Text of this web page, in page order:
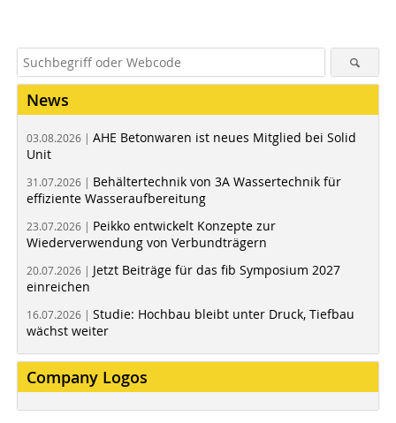
News
03.08.2026 | AHE Betonwaren ist neues Mitglied bei Solid
Unit
31.07.2026 | Behältertechnik von 3A Wassertechnik für
effiziente Wasseraufbereitung
23.07.2026 | Peikko entwickelt Konzepte zur
Wiederverwendung von Verbundträgern
20.07.2026 | Jetzt Beiträge für das fib Symposium 2027
einreichen
16.07.2026 | Studie: Hochbau bleibt unter Druck, Tiefbau
wächst weiter
Company Logos